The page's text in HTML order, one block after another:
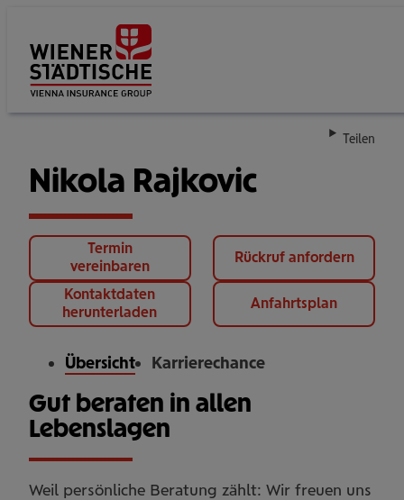
Teilen
Nikola Rajkovic
Termin
vereinbaren
Rückruf anfordern
Kontaktdaten
herunterladen
Anfahrtsplan
Übersicht Karrierechance
Gut beraten in allen
Lebenslagen
Weil persönliche Beratung zählt: Wir freuen uns